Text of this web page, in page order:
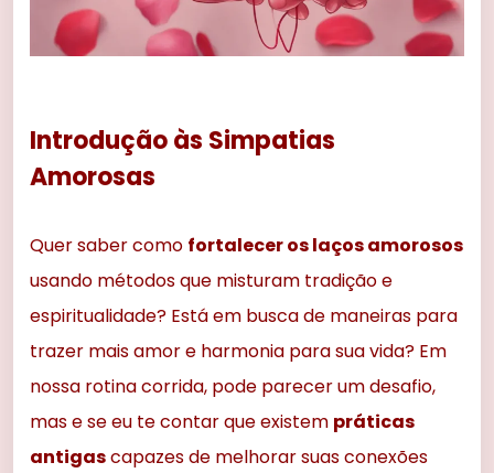
Introdução às Simpatias
Amorosas
Quer saber como fortalecer os laços amorosos
usando métodos que misturam tradição e
espiritualidade? Está em busca de maneiras para
trazer mais amor e harmonia para sua vida? Em
nossa rotina corrida, pode parecer um desafio,
mas e se eu te contar que existem práticas
antigascapazes de melhorar suas conexões